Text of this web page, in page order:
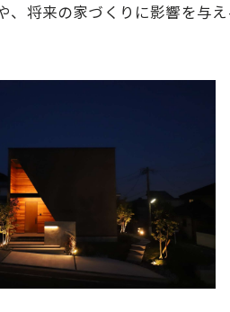
、将来の家づくりに影響を与